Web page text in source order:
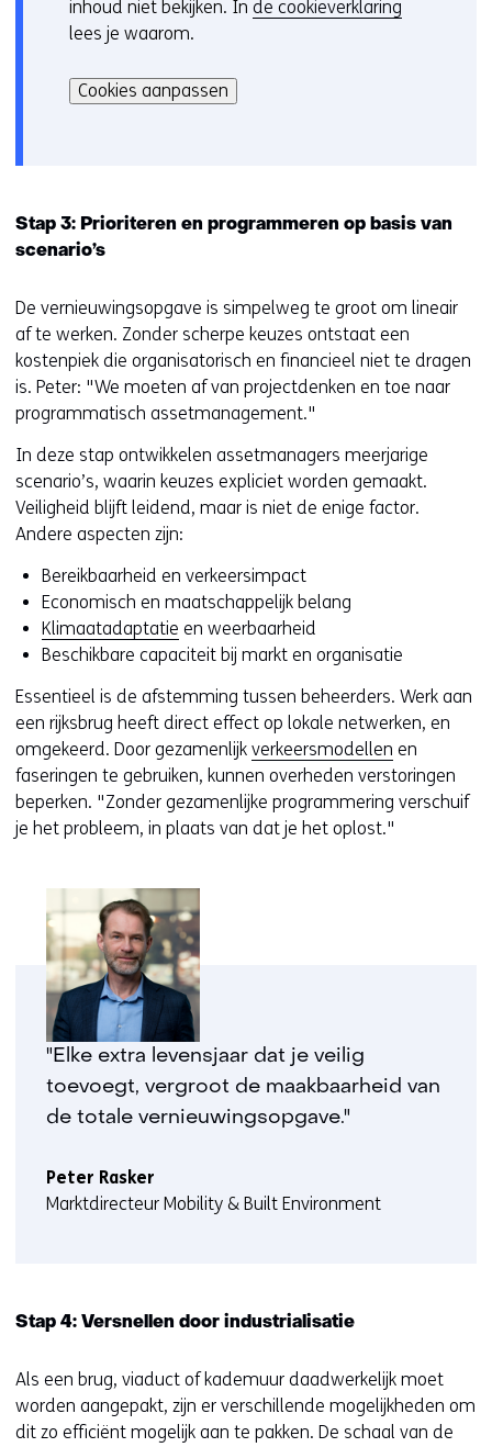
o
o
i
r
k
u
w
i
i
g
e
n
inhoud niet bekijken. In de cookieverklaring
lees je waarom.
kan
het
op
deze
worden
toegestaan
of
geweigerd.
Cookies aanpassen
Stap 3: Prioriteren en programmeren op basis van
scenario’s
De vernieuwingsopgave is simpelweg te groot om lineair
af te werken. Zonder scherpe keuzes ontstaat een
kostenpiek die organisatorisch en financieel niet te dragen
is. Peter: "We moeten af van projectdenken en toe naar
programmatisch assetmanagement."
In deze stap ontwikkelen assetmanagers meerjarige
scenario’s, waarin keuzes expliciet worden gemaakt.
Veiligheid blijft leidend, maar is niet de enige factor.
Andere aspecten zijn:
Bereikbaarheid en verkeersimpact
Economisch en maatschappelijk belang
Klimaatadaptatie en weerbaarheid
Beschikbare capaciteit bij markt en organisatie
Essentieel is de afstemming tussen beheerders. Werk aan
een rijksbrug heeft direct effect op lokale netwerken, en
omgekeerd. Door gezamenlijk verkeersmodellen en
faseringen te gebruiken, kunnen overheden verstoringen
beperken. "Zonder gezamenlijke programmering verschuif
je het probleem, in plaats van dat je het oplost."
"Elke extra levensjaar dat je veilig
toevoegt, vergroot de maakbaarheid van
de totale vernieuwingsopgave."
Peter Rasker
Marktdirecteur Mobility & Built Environment
Stap 4: Versnellen door industrialisatie
Als een brug, viaduct of kademuur daadwerkelijk moet
worden aangepakt, zijn er verschillende mogelijkheden om
dit zo efficiënt mogelijk aan te pakken. De schaal van de